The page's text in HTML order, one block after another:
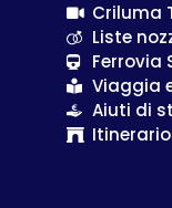
Criluma
Liste
Ferrovia
Viaggia
Aiuti di